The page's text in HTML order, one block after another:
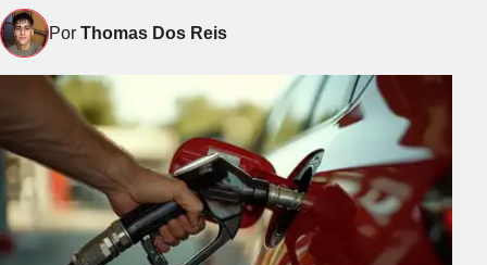
Por Thomas Dos Reis